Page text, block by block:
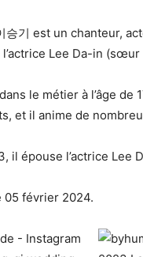
승기 est un chanteur,
Lee Da-in
le métier à l’âge de
et il anime de
il épouse l’actrice Lee
05 février 2024.